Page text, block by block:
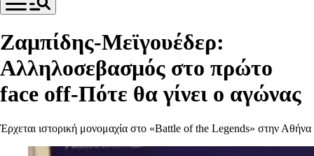
Ζαμπίδης-Μεϊγουέδερ:
Αλληλοσεβασμός στο πρώτο
face off-Πότε θα γίνει ο αγώνας
Έρχεται ιστορική μονομαχία στο «Battle of the Legends» στην Αθήνα